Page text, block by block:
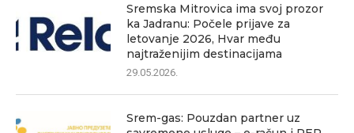
Sremska Mitrovica ima svoj prozor
ka Jadranu: Počele prijave za
letovanje 2026, Hvar među
najtraženijim destinacijama
29.05.2026.
Srem-gas: Pouzdan partner uz